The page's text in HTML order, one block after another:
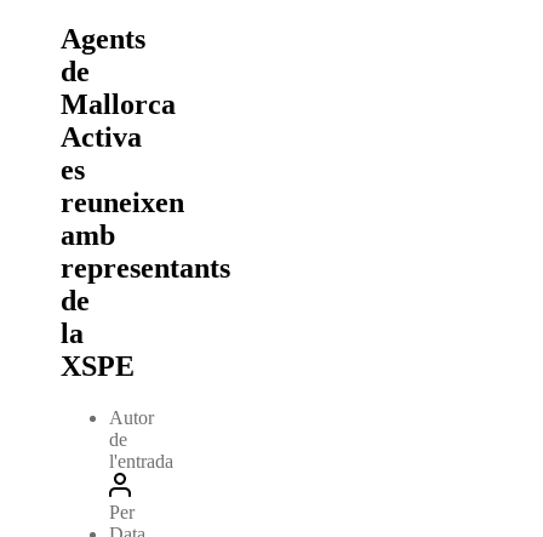
Agents
de
Mallorca
Activa
es
reuneixen
amb
representants
de
la
XSPE
Autor
de
l'entrada
Per